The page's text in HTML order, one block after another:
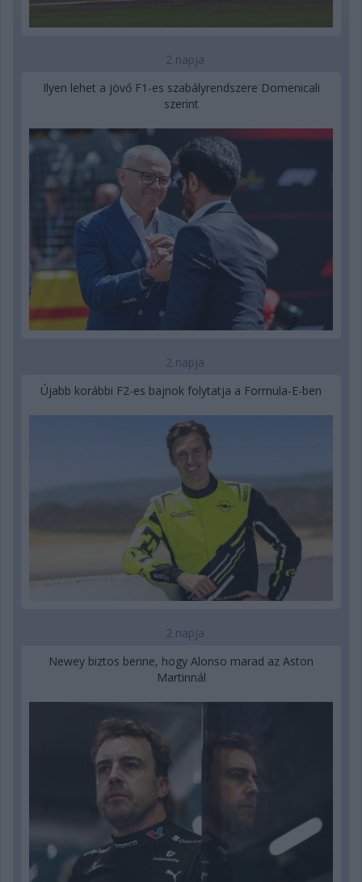
2 napja
Ilyen lehet a jövő F1-es szabályrendszere Domenicali
szerint
2 napja
Újabb korábbi F2-es bajnok folytatja a Formula-E-ben
2 napja
Newey biztos benne, hogy Alonso marad az Aston
Martinnál